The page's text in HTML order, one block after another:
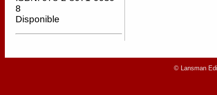
8
Disponible
© Lansman